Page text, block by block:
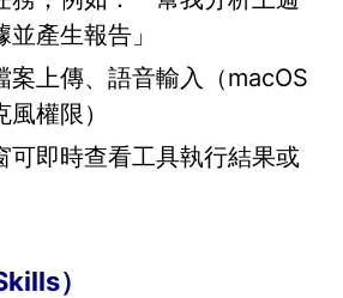
產生報告」
案上傳、語音輸入（macOS
權限）
可即時查看工具執行結果或
）